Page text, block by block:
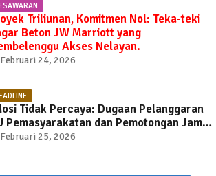
Triliunan, Komitmen Nol: Teka-teki
Beton JW Marriott yang
Akses Nelayan.
Februari 24, 2026
Tidak Percaya: Dugaan Pelanggaran
Pemasyarakatan dan Pemotongan Jam
Publik di Rutan Way Huwi."
Februari 25, 2026